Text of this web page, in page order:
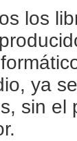
los
ya
sin el